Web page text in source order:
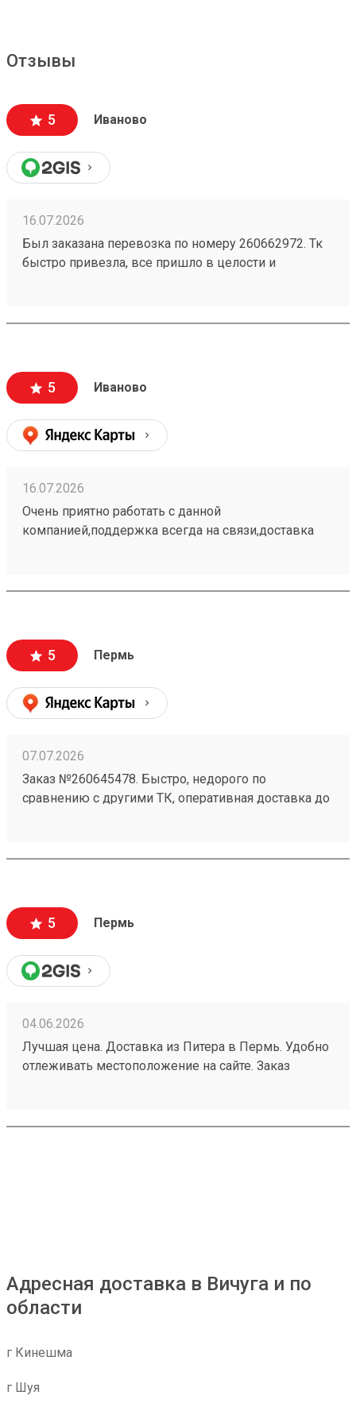
Отзывы
5 Иваново
16.07.2026
Был заказана перевозка по номеру 260662972. Тк
быстро привезла, все пришло в целости и
только этой транспортной компанией.
5 Иваново
16.07.2026
Очень приятно работать с данной
компанией,поддержка всегда на связи,доставка
260662972
5 Пермь
07.07.2026
Заказ №260645478. Быстро, недорого по
сравнению с другими ТК, оперативная доставка до
5 Пермь
04.06.2026
Лучшая цена. Доставка из Питера в Пермь. Удобно
отлеживать местоположение на сайте. Заказ
Адресная доставка в Вичуга и по
области
г Кинешма
г Шуя